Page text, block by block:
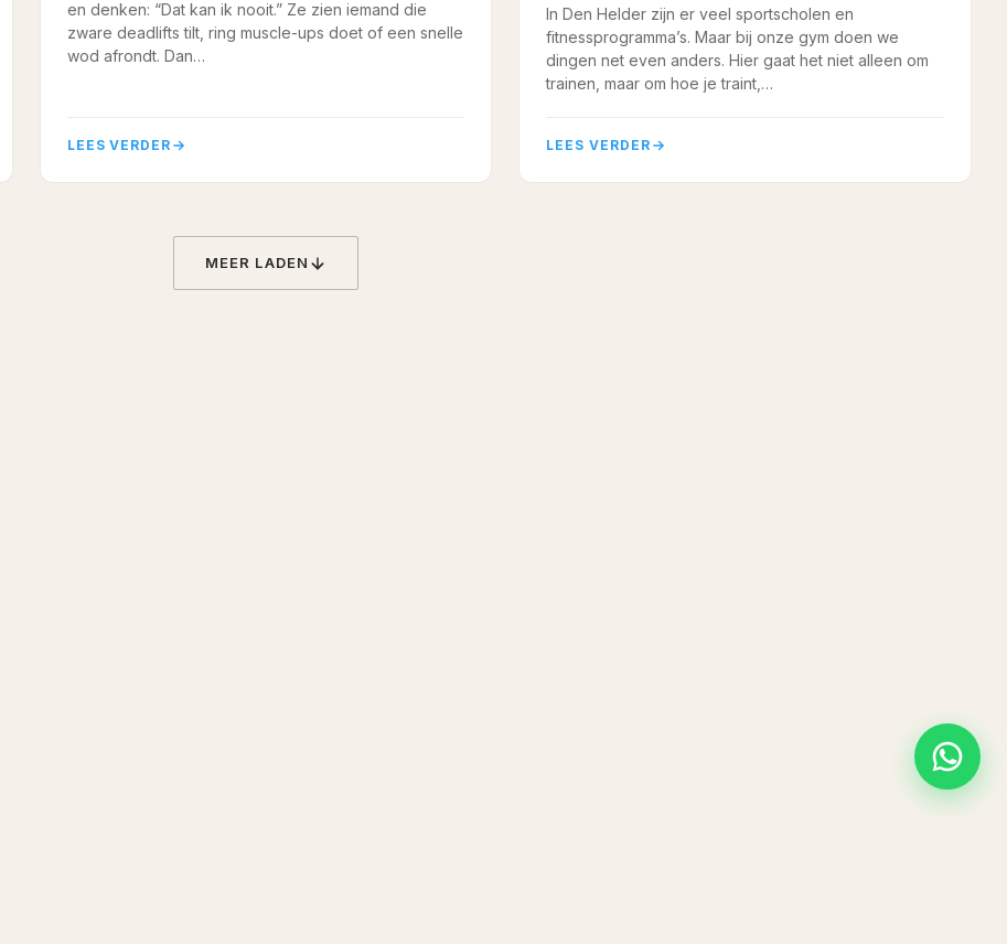
en denken: “Dat kan ik nooit.” Ze zien iemand die
zware deadlifts tilt, ring muscle-ups doet of een snelle
wod afrondt. Dan…
LEES VERDER
In Den Helder zijn er veel sportscholen en
fitnessprogramma’s. Maar bij onze gym doen we
dingen net even anders. Hier gaat het niet alleen om
trainen, maar om hoe je traint,…
LEES VERDER
MEER LADEN